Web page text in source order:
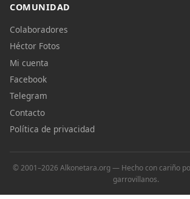
COMUNIDAD
Colaboradores
Héctor Fotos
Mi cuenta
Facebook
Telegram
Contacto
Política de privacidad
© 2001–2026 Alkonetara.org — Hecho con cariño
garrovillanos.